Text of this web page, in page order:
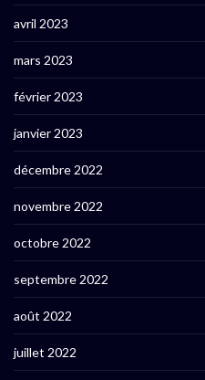
avril 2023
mars 2023
février 2023
janvier 2023
décembre 2022
novembre 2022
octobre 2022
septembre 2022
août 2022
juillet 2022